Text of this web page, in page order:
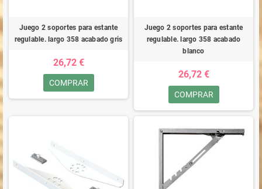
Juego 2 soportes para estante
regulable. largo 358 acabado gris
26,72 €
COMPRAR
Juego 2 soportes para estante
regulable. largo 358 acabado
blanco
26,72 €
COMPRAR